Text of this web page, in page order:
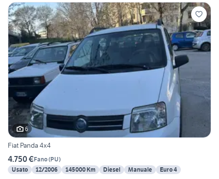
6
Fiat Panda 4x4
4.750 €Fano(PU)
Usato
12/2006 145000 Km Diesel Manuale Euro 4